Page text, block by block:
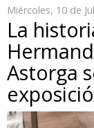
Miércoles, 10 de
La
Astorga